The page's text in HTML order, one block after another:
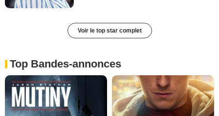
Voir le top star complet
Top Bandes-annonces